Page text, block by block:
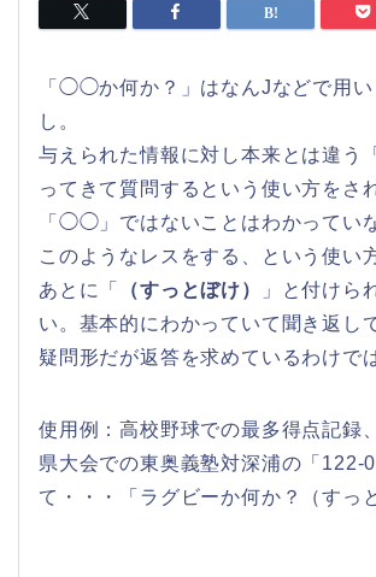
「◯◯か何か？」はなんJなどで用い
し。
与えられた情報に対し本来とは違
ってきて質問するという使い方をさ
「◯◯」ではないことはわかってい
このようなレスをする、という使い
あとに「
（すっとぼけ）
」と付けら
い。基本的にわかっていて聞き返し
疑問形だが返答を求めているわけで
使用例：高校野球での最多得点記録
県大会での東奥義塾対深浦の「122-
て・・・「ラグビーか何か？（すっ